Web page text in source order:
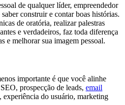
de qualquer líder, empreendedor
construir e contar boas histórias.
de oratória, realizar palestras
e verdadeiros, faz toda diferença
e melhorar sua imagem pessoal.
importante é que você alinhe
prospecção de leads, email
experiência do usuário, marketing